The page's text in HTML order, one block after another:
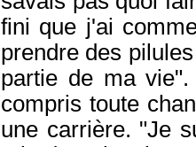
fini que j'ai
prendre des
partie de ma
compris toute
une carrière. "Je